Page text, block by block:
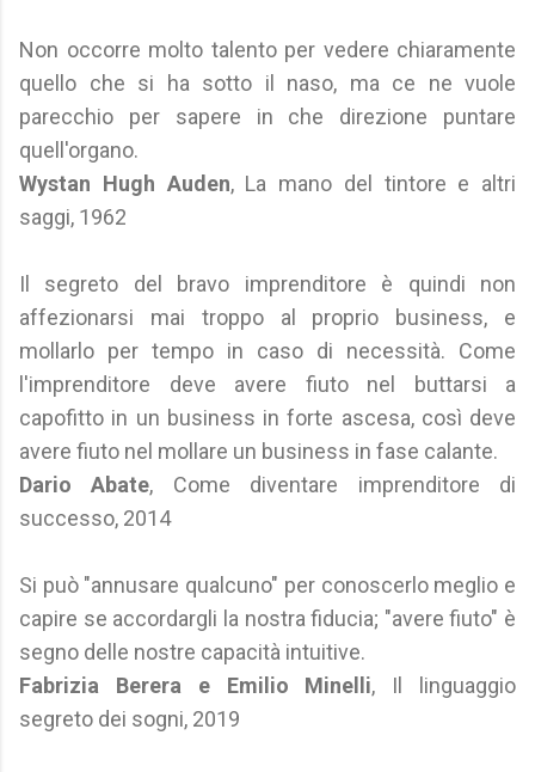
Non occorre molto talento per vedere chiaramente
quello che si ha sotto il naso, ma ce ne vuole
parecchio per sapere in che direzione puntare
quell'organo.
Wystan Hugh Auden, La mano del tintore e altri
saggi, 1962
Il segreto del bravo imprenditore è quindi non
affezionarsi mai troppo al proprio business, e
mollarlo per tempo in caso di necessità. Come
l'imprenditore deve avere fiuto nel buttarsi a
capofitto in un business in forte ascesa, così deve
avere fiuto nel mollare un business in fase calante.
Dario Abate, Come diventare imprenditore di
successo, 2014
Si può "annusare qualcuno" per conoscerlo meglio e
capire se accordargli la nostra fiducia; "avere fiuto" è
segno delle nostre capacità intuitive.
Fabrizia Berera e ‎Emilio Minelli, Il linguaggio
segreto dei sogni, 2019